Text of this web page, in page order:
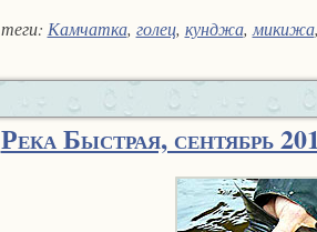
теги: Камчатка, голец, кунджа, микижа,
Река Быстрая, сентябрь